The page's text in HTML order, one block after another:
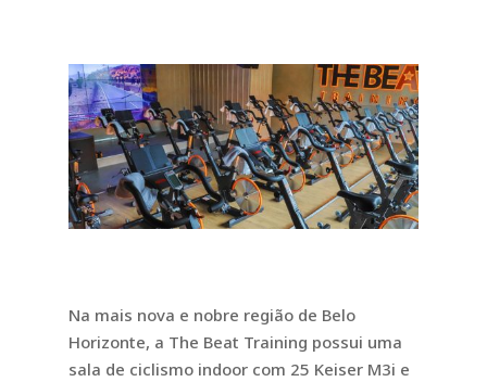
Na mais nova e nobre região de Belo
Horizonte, a The Beat Training possui uma
sala de ciclismo indoor com 25 Keiser M3i e